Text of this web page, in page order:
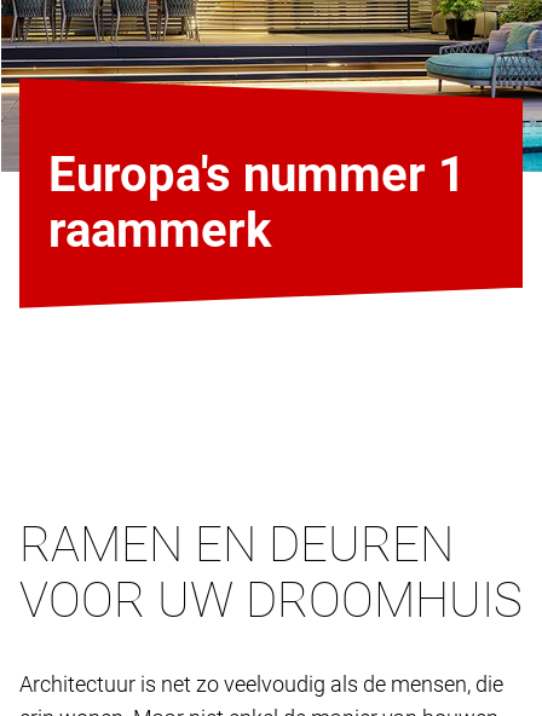
Europa's nummer 1
raammerk
RAMEN EN DEUREN
VOOR UW DROOMHUIS
Architectuur is net zo veelvoudig als de mensen, die